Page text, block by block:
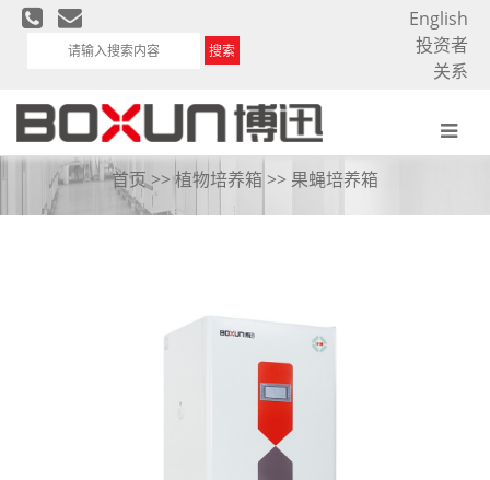
搜索
English
投资者
关系
果蝇培养箱
首页>>植物培养箱 >> 果蝇培养箱